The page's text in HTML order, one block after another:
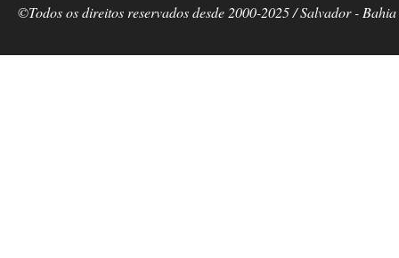
©Todos os direitos reservados desde 2000-2025 / Salvador -